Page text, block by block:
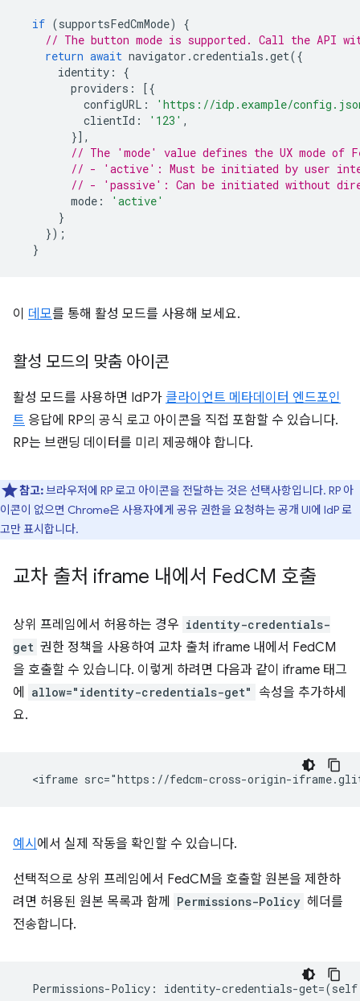
if (supportsFedCmMode)
{
// The button mode is supported. Call the API
return await navigator .credentials .get({
identity :
{
providers :
[{
configURL :
'https://idp.example/
clientId : '123' ,
}],
// The 'mode' value defines the UX mode of
// - 'active': Must be initiated by user
// - 'passive': Can be initiated without
mode :
'active'
}
});
}
이 데모를 통해 활성 모드를 사용해 보세요.
활성 모드의 맞춤 아이콘
활성 모드를 사용하면 IdP가 클라이언트 메타데이터 엔드포인
트 응답에 RP의 공식 로고 아이콘을 직접 포함할 수 있습니다.
RP는 브랜딩 데이터를 미리 제공해야 합니다.
참고:브라우저에 RP 로고 아이콘을 전달하는 것은 선택사항입니다. RP 아
이콘이 없으면 Chrome은 사용자에게 공유 권한을 요청하는 공개 UI에 IdP 로
고만 표시합니다.
교차 출처 iframe 내에서 FedCM 호출
상위 프레임에서 허용하는 경우 identity-credentials-
get 권한 정책을 사용하여 교차 출처 iframe 내에서 FedCM
을 호출할 수 있습니다. 이렇게 하려면 다음과 같이 iframe 태그
에
allow="identity-credentials-get"
속성을 추가하세
요.
예시 에서 실제 작동을 확인할 수 있습니다.
선택적으로 상위 프레임에서 FedCM을 호출할 원본을 제한하
려면 허용된 원본 목록과 함께
Permissions-Policy 헤더를
전송합니다.
Permissions-Policy : identity-credentials-get=(self